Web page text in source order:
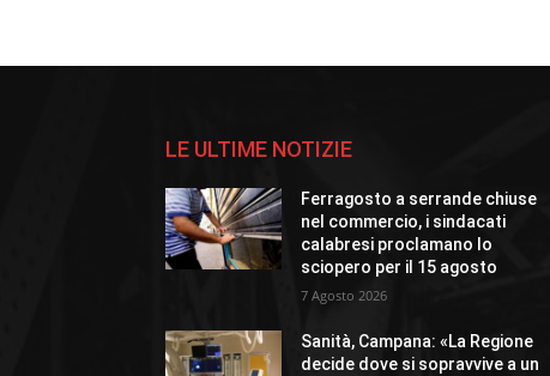
LE ULTIME NOTIZIE
Ferragosto a serrande chiuse
nel commercio, i sindacati
calabresi proclamano lo
sciopero per il 15 agosto
7 Agosto 2026
Sanità, Campana: «La Regione
decide dove si sopravvive a un